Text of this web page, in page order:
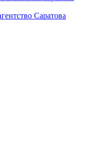
Саратова